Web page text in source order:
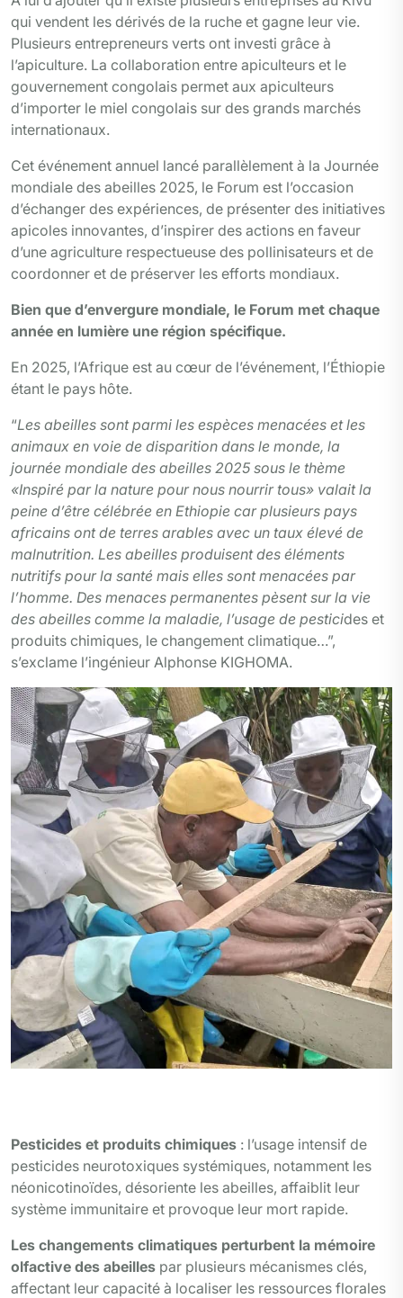
qui vendent les dérivés de la ruche et gagne leur vie.
Plusieurs entrepreneurs verts ont investi grâce à
l’apiculture. La collaboration entre apiculteurs et le
gouvernement congolais permet aux apiculteurs
d’importer le miel congolais sur des grands marchés
internationaux.
Cet événement annuel lancé parallèlement à la Journée
mondiale des abeilles 2025, le Forum est l’occasion
d’échanger des expériences, de présenter des initiatives
apicoles innovantes, d’inspirer des actions en faveur
d’une agriculture respectueuse des pollinisateurs et de
coordonner et de préserver les efforts mondiaux.
Bien que d’envergure mondiale, le Forum met chaque
année en lumière une région spécifique.
En 2025, l’Afrique est au cœur de l’événement, l’Éthiopie
étant le pays hôte.
“Les abeilles sont parmi les espèces menacées et les
animaux en voie de disparition dans le monde, la
journée mondiale des abeilles 2025 sous le thème
«Inspiré par la nature pour nous nourrir tous» valait la
peine d’être célébrée en Ethiopie car plusieurs pays
africains ont de terres arables avec un taux élevé de
malnutrition. Les abeilles produisent des éléments
nutritifs pour la santé mais elles sont menacées par
l’homme. Des menaces permanentes pèsent sur la vie
des abeilles comme la maladie, l’usage de pesticides et
produits chimiques, le changement climatique…”,
s’exclame l’ingénieur Alphonse KIGHOMA.
Pesticides et produits chimiques : l’usage intensif de
pesticides neurotoxiques systémiques, notamment les
néonicotinoïdes, désoriente les abeilles, affaiblit leur
système immunitaire et provoque leur mort rapide.
Les changements climatiques perturbent la mémoire
olfactive des abeilles par plusieurs mécanismes clés,
affectant leur capacité à localiser les ressources florales